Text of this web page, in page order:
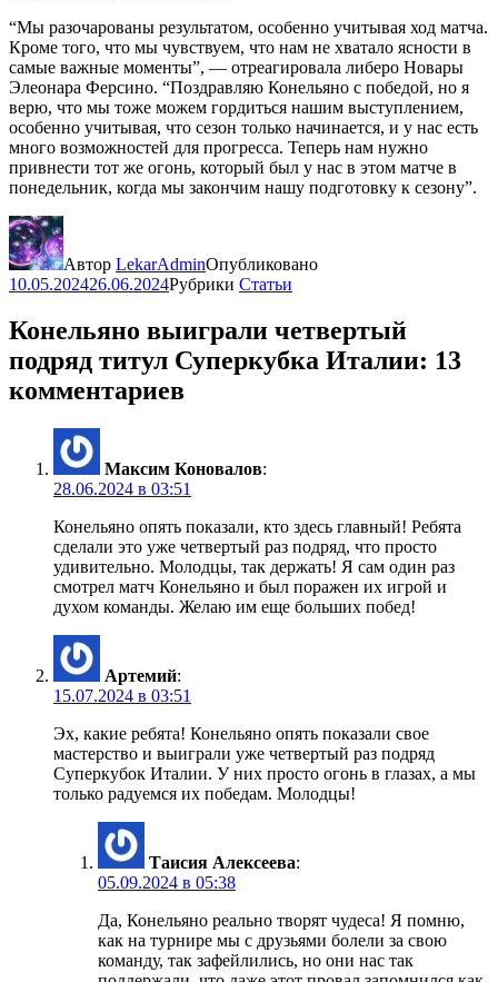
“Мы разочарованы результатом, особенно учитывая ход матча.
Кроме того, что мы чувствуем, что нам не хватало ясности в
самые важные моменты”, — отреагировала либеро Новары
Элеонара Ферсино. “Поздравляю Конельяно с победой, но я
верю, что мы тоже можем гордиться нашим выступлением,
особенно учитывая, что сезон только начинается, и у нас есть
много возможностей для прогресса. Теперь нам нужно
привнести тот же огонь, который был у нас в этом матче в
понедельник, когда мы закончим нашу подготовку к сезону”.
Автор LekarAdminОпубликовано
10.05.202426.06.2024Рубрики Статьи
Конельяно выиграли четвертый
подряд титул Суперкубка Италии: 13
комментариев
Максим Коновалов:
28.06.2024 в 03:51
Конельяно опять показали, кто здесь главный! Ребята
сделали это уже четвертый раз подряд, что просто
удивительно. Молодцы, так держать! Я сам один раз
смотрел матч Конельяно и был поражен их игрой и
духом команды. Желаю им еще больших побед!
Артемий:
15.07.2024 в 03:51
Эх, какие ребята! Конельяно опять показали свое
мастерство и выиграли уже четвертый раз подряд
Суперкубок Италии. У них просто огонь в глазах, а мы
только радуемся их победам. Молодцы!
Таисия Алексеева:
05.09.2024 в 05:38
Да, Конельяно реально творят чудеса! Я помню,
как на турнире мы с друзьями болели за свою
команду, так зафейлились, но они нас так